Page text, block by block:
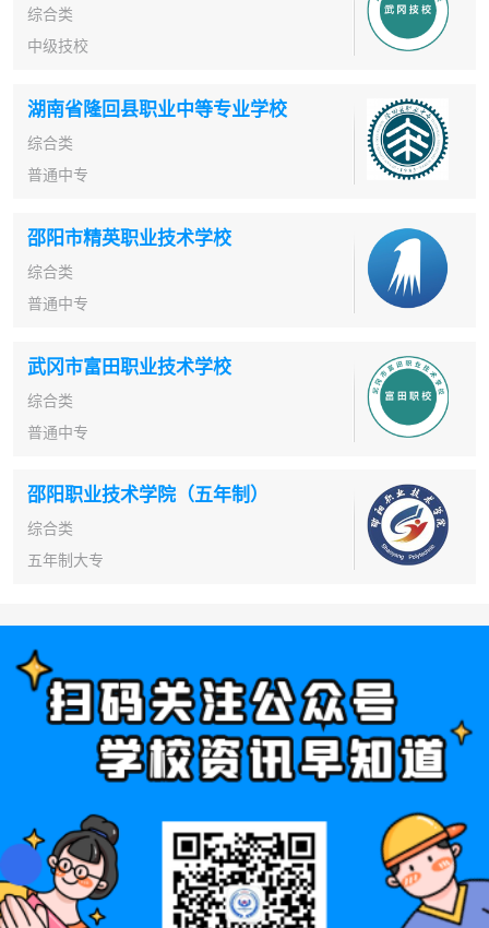
综合类
中级技校
湖南省隆回县职业中等专业学校
综合类
普通中专
邵阳市精英职业技术学校
综合类
普通中专
武冈市富田职业技术学校
综合类
普通中专
邵阳职业技术学院（五年制）
综合类
五年制大专